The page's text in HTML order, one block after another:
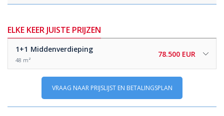
ELKE KEER JUISTE PRIJZEN
1+1 Middenverdieping
48 m²
78.500 EUR
VRAAG NAAR PRIJSLIJST EN BETALINGSPLAN